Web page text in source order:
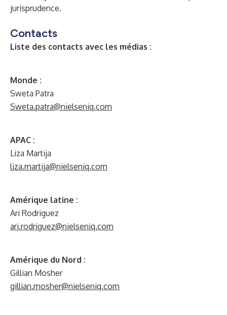
jurisprudence.
Contacts
Liste des contacts avec les médias :
Monde :
Sweta Patra
Sweta.patra@nielseniq.com
APAC :
Liza Martija
liza.martija@nielseniq.com
Amérique latine :
Ari Rodriguez
ari.rodriguez@nielseniq.com
Amérique du Nord :
Gillian Mosher
gillian.mosher@nielseniq.com